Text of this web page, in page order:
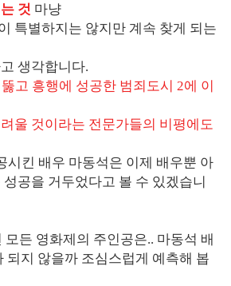
것 마냥
특별하지는 않지만 계속 찾게 되는
생각합니다.
고 흥행에 성공한 범죄도시 2에 이
울 것이라는 전문가들의 비평에도
시킨 배우 마동석은 이제 배우뿐 아
공을 거두었다고 볼 수 있겠습니
모든 영화제의 주인공은.. 마동석 배
되지 않을까 조심스럽게 예측해 봅